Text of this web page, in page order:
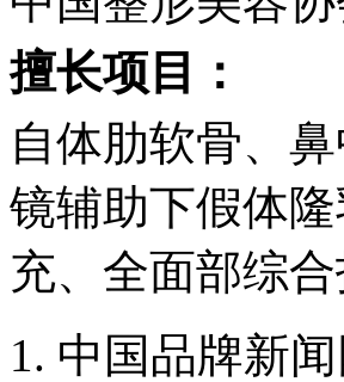
擅长项目：
自体肋软骨、
镜辅助下假体
充、全面部综
1. 中国品牌新